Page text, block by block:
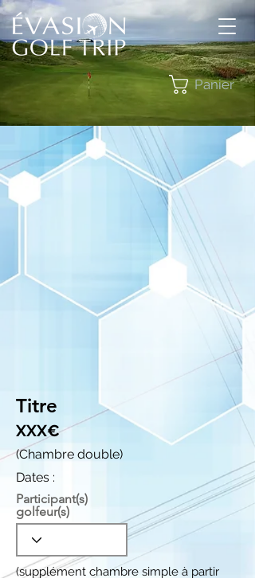
Panier
Titre
XXX€
(Chambre double)
Dates :
Participant(s)
golfeur(s)
(supplément chambre simple à partir